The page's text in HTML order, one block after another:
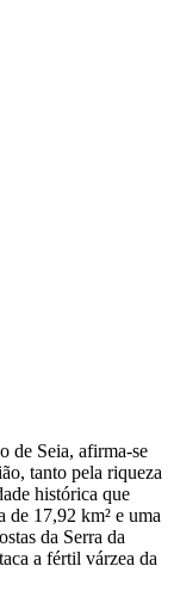
de Seia, afirma-se
tanto pela riqueza
histórica que
de 17,92 km² e uma
da Serra da
a fértil várzea da